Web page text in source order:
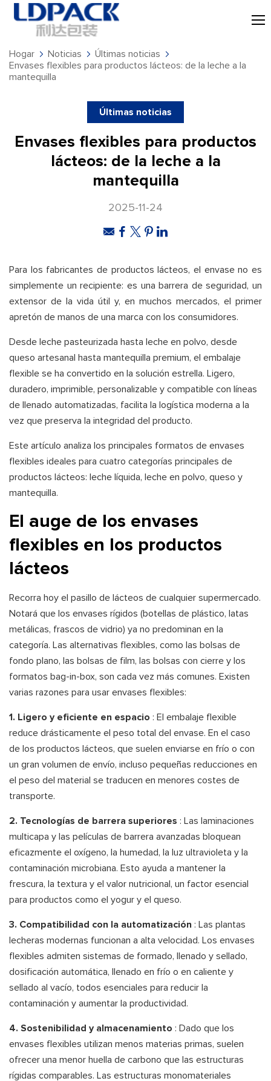
Hogar Noticias
Últimas noticias
Envases flexibles para productos lácteos: de la leche a la
mantequilla
Últimas noticias
Envases flexibles para productos
lácteos: de la leche a la
mantequilla
2025-11-24
Para los fabricantes de productos lácteos, el envase no es
simplemente un recipiente: es una barrera de seguridad, un
extensor de la vida útil y, en muchos mercados, el primer
apretón de manos de una marca con los consumidores.
Desde leche pasteurizada hasta leche en polvo, desde
queso artesanal hasta mantequilla premium, el embalaje
flexible se ha convertido en la solución estrella. Ligero,
duradero, imprimible, personalizable y compatible con líneas
de llenado automatizadas, facilita la logística moderna a la
vez que preserva la integridad del producto.
Este artículo analiza los principales formatos de envases
flexibles ideales para cuatro categorías principales de
productos lácteos: leche líquida, leche en polvo, queso y
mantequilla.
El auge de los envases
flexibles en los productos
lácteos
Recorra hoy el pasillo de lácteos de cualquier supermercado.
Notará que los envases rígidos (botellas de plástico, latas
metálicas, frascos de vidrio) ya no predominan en la
categoría. Las alternativas flexibles, como las bolsas de
fondo plano, las bolsas de film, las bolsas con cierre y los
formatos bag-in-box, son cada vez más comunes. Existen
varias razones para usar envases flexibles:
1. Ligero y eficiente en espacio : El embalaje flexible
reduce drásticamente el peso total del envase. En el caso
de los productos lácteos, que suelen enviarse en frío o con
un gran volumen de envío, incluso pequeñas reducciones en
el peso del material se traducen en menores costes de
transporte.
2. Tecnologías de barrera superiores : Las laminaciones
multicapa y las películas de barrera avanzadas bloquean
eficazmente el oxígeno, la humedad, la luz ultravioleta y la
contaminación microbiana. Esto ayuda a mantener la
frescura, la textura y el valor nutricional, un factor esencial
para productos como el yogur y el queso.
3. Compatibilidad con la automatización : Las plantas
lecheras modernas funcionan a alta velocidad. Los envases
flexibles admiten sistemas de formado, llenado y sellado,
dosificación automática, llenado en frío o en caliente y
sellado al vacío, todos esenciales para reducir la
contaminación y aumentar la productividad.
4. Sostenibilidad y almacenamiento : Dado que los
envases flexibles utilizan menos materias primas, suelen
ofrecer una menor huella de carbono que las estructuras
rígidas comparables. Las estructuras monomateriales